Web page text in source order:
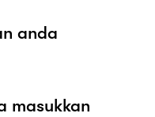
anda
masukkan